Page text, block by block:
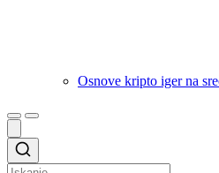
Osnove kripto iger na